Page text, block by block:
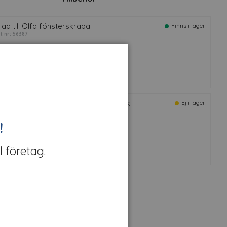
till Olfa fönsterskrapa
nr: 56387
Finns i lager
Blad till Olfa fönsterskrapa Extra tjock Ej i lager
företag.